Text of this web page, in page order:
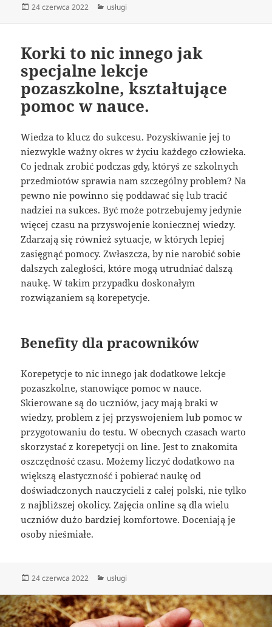
Data
24 czerwca 2022 Kategorie
usługi
Korki to nic innego jak
specjalne lekcje
pozaszkolne, kształtujące
pomoc w nauce.
Wiedza to klucz do sukcesu. Pozyskiwanie jej to
niezwykle ważny okres w życiu każdego człowieka.
Co jednak zrobić podczas gdy, któryś ze szkolnych
przedmiotów sprawia nam szczególny problem? Na
pewno nie powinno się poddawać się lub tracić
nadziei na sukces. Być może potrzebujemy jedynie
więcej czasu na przyswojenie koniecznej wiedzy.
Zdarzają się również sytuacje, w których lepiej
zasięgnąć pomocy. Zwłaszcza, by nie narobić sobie
dalszych zaległości, które mogą utrudniać dalszą
naukę. W takim przypadku doskonałym
rozwiązaniem są korepetycje.
Benefity dla pracowników
Korepetycje to nic innego jak dodatkowe lekcje
pozaszkolne, stanowiące pomoc w nauce.
Skierowane są do uczniów, jacy mają braki w
wiedzy, problem z jej przyswojeniem lub pomoc w
przygotowaniu do testu. W obecnych czasach warto
skorzystać z korepetycji on line. Jest to znakomita
oszczędność czasu. Możemy liczyć dodatkowo na
większą elastyczność i pobierać naukę od
doświadczonych nauczycieli z całej polski, nie tylko
z najbliższej okolicy. Zajęcia online są dla wielu
uczniów dużo bardziej komfortowe. Doceniają je
osoby nieśmiałe.
Data
24 czerwca 2022 Kategorie
usługi